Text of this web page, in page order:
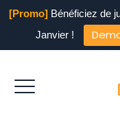
[Promo] Bénéficiez de
Janvier !